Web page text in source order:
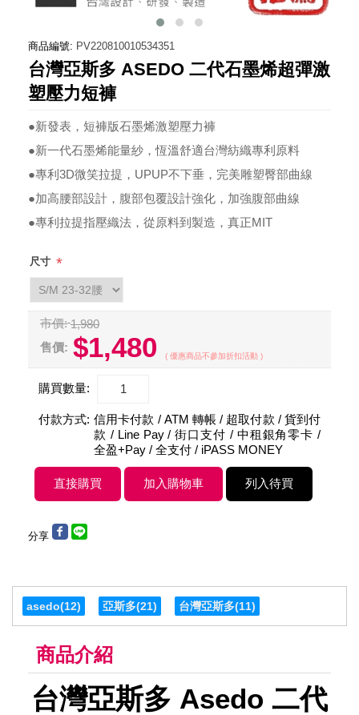
商品編號: PV220810010534351
台灣亞斯多 ASEDO 二代石墨烯超彈激
塑壓力短褲
●新發表，短褲版石墨烯激塑壓力褲
●新一代石墨烯能量紗，恆溫舒適台灣紡織專利原料
●專利3D微笑拉提，UPUP不下垂，完美雕塑臀部曲線
●加高腰部設計，腹部包覆設計強化，加強腹部曲線
●專利拉提指壓織法，從原料到製造，真正MIT
尺寸 *
市價: 1,980
售價: $1,480 ( 優惠商品不參加折扣活動 )
購買數量:
付款方式: 信用卡付款 / ATM 轉帳 / 超取付款 / 貨到付
款 / Line Pay / 街口支付 / 中租銀角零卡 /
全盈+Pay / 全支付 / iPASS MONEY
分享
asedo(12) 亞斯多(21) 台灣亞斯多(11)
商品介紹
台灣亞斯多 Asedo 二代